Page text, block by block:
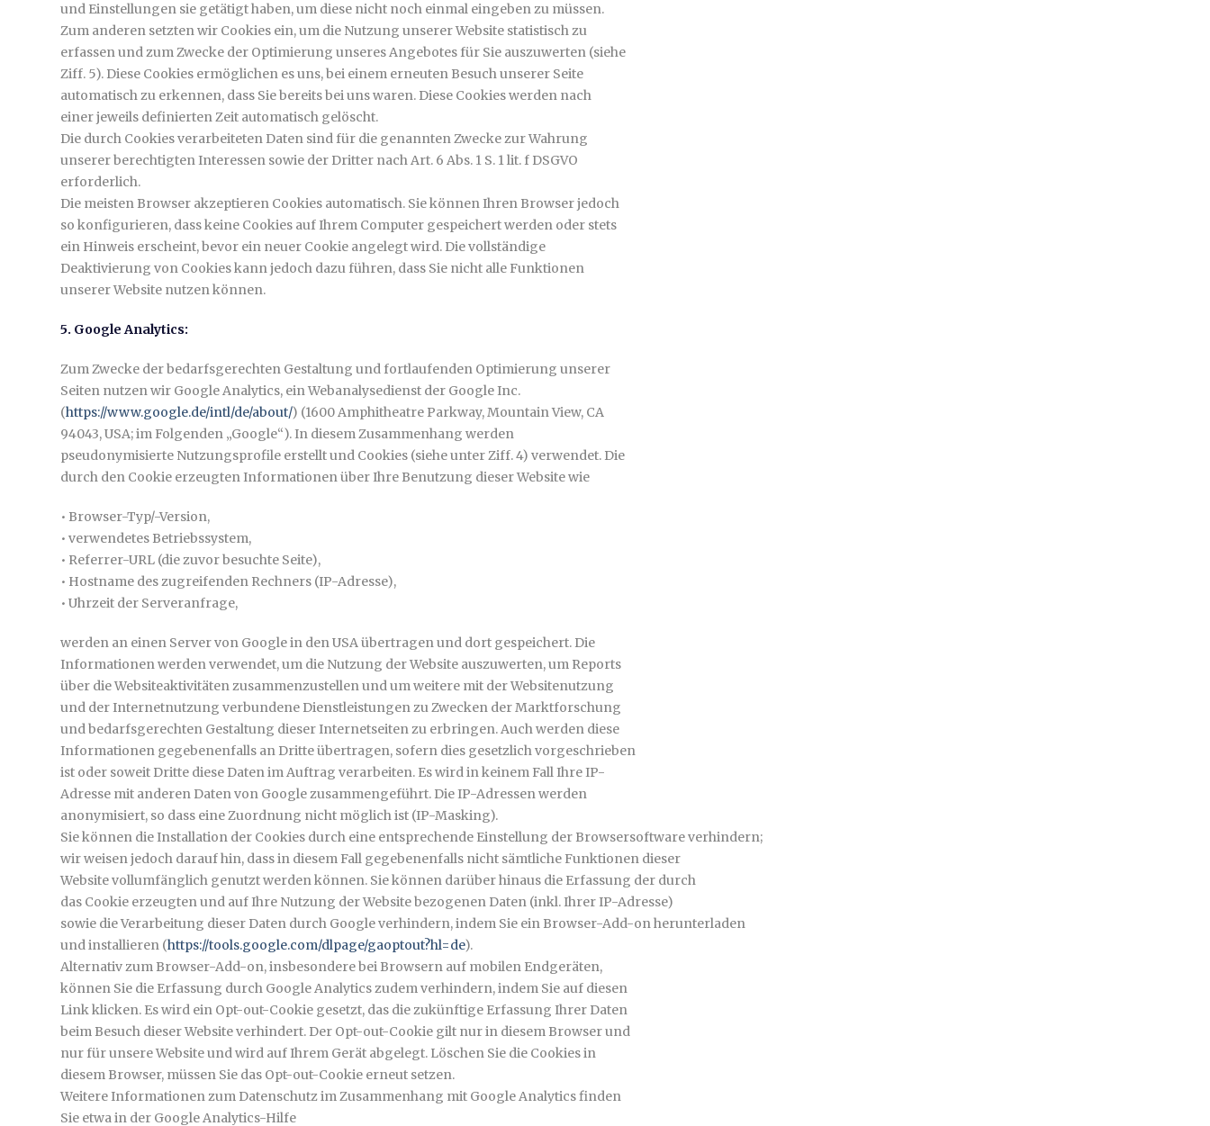
und Einstellungen sie getätigt haben, um diese nicht noch einmal eingeben zu müssen.
Zum anderen setzten wir Cookies ein, um die Nutzung unserer Website statistisch zu
erfassen und zum Zwecke der Optimierung unseres Angebotes für Sie auszuwerten (siehe
Ziff. 5). Diese Cookies ermöglichen es uns, bei einem erneuten Besuch unserer Seite
automatisch zu erkennen, dass Sie bereits bei uns waren. Diese Cookies werden nach
einer jeweils definierten Zeit automatisch gelöscht.
Die durch Cookies verarbeiteten Daten sind für die genannten Zwecke zur Wahrung
unserer berechtigten Interessen sowie der Dritter nach Art. 6 Abs. 1 S. 1 lit. f DSGVO
erforderlich.
Die meisten Browser akzeptieren Cookies automatisch. Sie können Ihren Browser jedoch
so konfigurieren, dass keine Cookies auf Ihrem Computer gespeichert werden oder stets
ein Hinweis erscheint, bevor ein neuer Cookie angelegt wird. Die vollständige
Deaktivierung von Cookies kann jedoch dazu führen, dass Sie nicht alle Funktionen
unserer Website nutzen können.
5. Google Analytics:
Zum Zwecke der bedarfsgerechten Gestaltung und fortlaufenden Optimierung unserer
Seiten nutzen wir Google Analytics, ein Webanalysedienst der Google Inc.
(https://www.google.de/intl/de/about/) (1600 Amphitheatre Parkway, Mountain View, CA
94043, USA; im Folgenden „Google“). In diesem Zusammenhang werden
pseudonymisierte Nutzungsprofile erstellt und Cookies (siehe unter Ziff. 4) verwendet. Die
durch den Cookie erzeugten Informationen über Ihre Benutzung dieser Website wie
• Browser-Typ/-Version,
• verwendetes Betriebssystem,
• Referrer-URL (die zuvor besuchte Seite),
• Hostname des zugreifenden Rechners (IP-Adresse),
• Uhrzeit der Serveranfrage,
werden an einen Server von Google in den USA übertragen und dort gespeichert. Die
Informationen werden verwendet, um die Nutzung der Website auszuwerten, um Reports
über die Websiteaktivitäten zusammenzustellen und um weitere mit der Websitenutzung
und der Internetnutzung verbundene Dienstleistungen zu Zwecken der Marktforschung
und bedarfsgerechten Gestaltung dieser Internetseiten zu erbringen. Auch werden diese
Informationen gegebenenfalls an Dritte übertragen, sofern dies gesetzlich vorgeschrieben
ist oder soweit Dritte diese Daten im Auftrag verarbeiten. Es wird in keinem Fall Ihre IP-
Adresse mit anderen Daten von Google zusammengeführt. Die IP-Adressen werden
anonymisiert, so dass eine Zuordnung nicht möglich ist (IP-Masking).
Sie können die Installation der Cookies durch eine entsprechende Einstellung der Browsersoftware verhindern;
wir weisen jedoch darauf hin, dass in diesem Fall gegebenenfalls nicht sämtliche Funktionen dieser
Website vollumfänglich genutzt werden können. Sie können darüber hinaus die Erfassung der durch
das Cookie erzeugten und auf Ihre Nutzung der Website bezogenen Daten (inkl. Ihrer IP-Adresse)
sowie die Verarbeitung dieser Daten durch Google verhindern, indem Sie ein Browser-Add-on herunterladen
und installieren (https://tools.google.com/dlpage/gaoptout?hl=de).
Alternativ zum Browser-Add-on, insbesondere bei Browsern auf mobilen Endgeräten,
können Sie die Erfassung durch Google Analytics zudem verhindern, indem Sie auf diesen
Link klicken. Es wird ein Opt-out-Cookie gesetzt, das die zukünftige Erfassung Ihrer Daten
beim Besuch dieser Website verhindert. Der Opt-out-Cookie gilt nur in diesem Browser und
nur für unsere Website und wird auf Ihrem Gerät abgelegt. Löschen Sie die Cookies in
diesem Browser, müssen Sie das Opt-out-Cookie erneut setzen.
Weitere Informationen zum Datenschutz im Zusammenhang mit Google Analytics finden
Sie etwa in der Google Analytics-Hilfe